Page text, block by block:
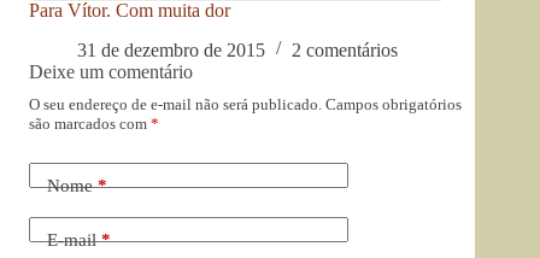
Para Vítor. Com muita dor
31 de dezembro de 2015
2 comentários
Deixe um comentário
O seu endereço de e-mail não será publicado. Campos obrigatórios
são marcados com *
Nome*
E-mail*